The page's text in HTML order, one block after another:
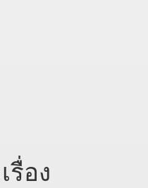
รื่อง